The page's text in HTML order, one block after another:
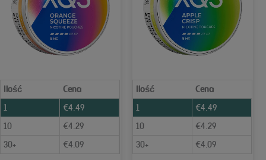
Ilość
Cena
1
€4.49
10
€4.29
30+
€4.09
Ilość
Cena
1
€4.49
10
€4.29
30+
€4.09